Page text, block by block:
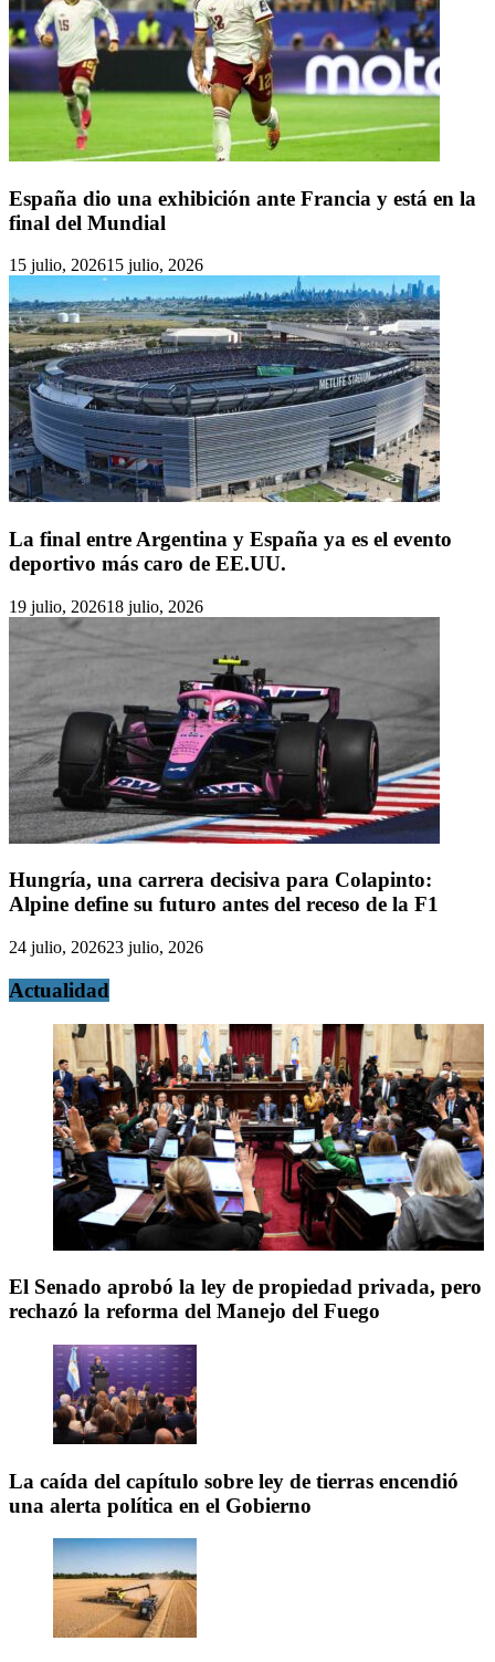
España dio una exhibición ante Francia y está en la
final del Mundial
15 julio, 202615 julio, 2026
La final entre Argentina y España ya es el evento
deportivo más caro de EE.UU.
19 julio, 202618 julio, 2026
Hungría, una carrera decisiva para Colapinto:
Alpine define su futuro antes del receso de la F1
24 julio, 202623 julio, 2026
Actualidad
El Senado aprobó la ley de propiedad privada, pero
rechazó la reforma del Manejo del Fuego
La caída del capítulo sobre ley de tierras encendió
una alerta política en el Gobierno